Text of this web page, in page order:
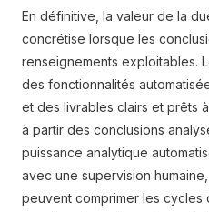
En définitive, la valeur de la
concrétise lorsque les
renseignements exploitables.
des fonctionnalités
et des livrables clairs et prêts
à partir des conclusions
puissance analytique
avec une supervision
peuvent comprimer les cycles